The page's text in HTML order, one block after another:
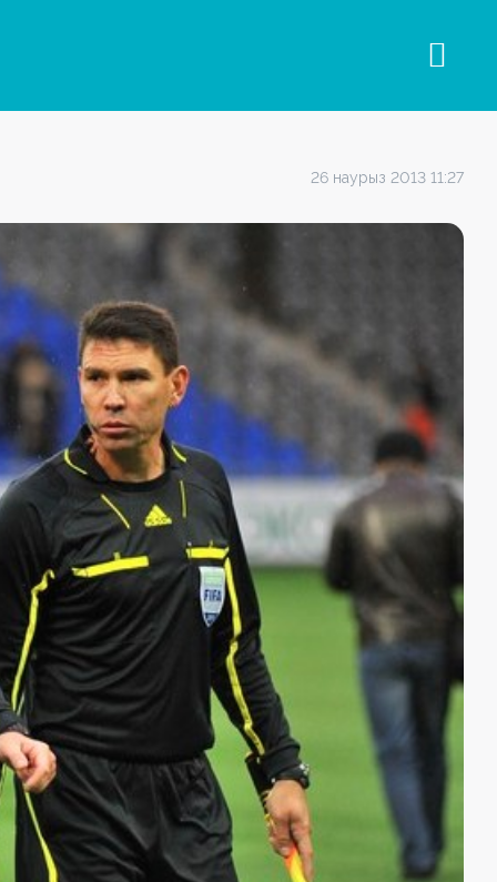
26 наурыз 2013 11:27